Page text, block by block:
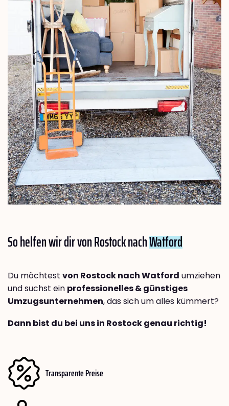
So helfen wir dir von Rostock nachWatford
Du möchtest von Rostock nach Watford umziehen
und suchst ein professionelles & günstiges
Umzugsunternehmen, das sich um alles kümmert?
Dann bist du bei uns in Rostock genau richtig!
Transparente Preise